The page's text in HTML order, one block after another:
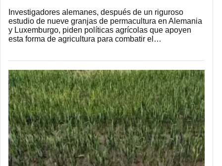
Investigadores alemanes, después de un riguroso
estudio de nueve granjas de permacultura en Alemania
y Luxemburgo, piden políticas agrícolas que apoyen
esta forma de agricultura para combatir el…